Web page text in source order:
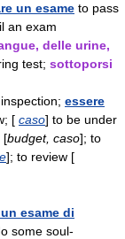
un esame to pass
an exam
delle urine,
test; sottoporsi
inspection; essere
[ caso] to be under
[budget, caso]; to
]; to review [
esame di
some soul-